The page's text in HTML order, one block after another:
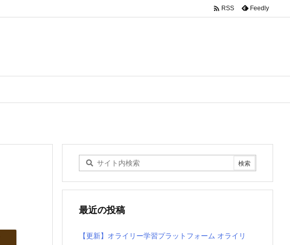
 RSS Feedly
最近の投稿
【更新】オライリー学習プラットフォーム オライリ